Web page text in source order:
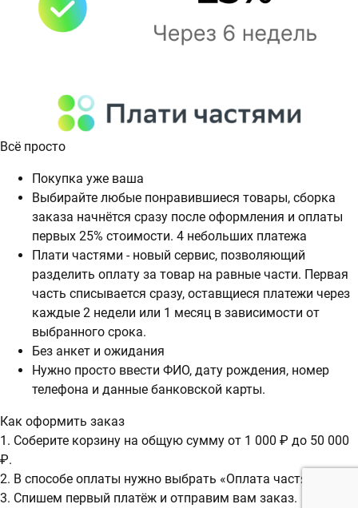
Всё просто
Покупка уже ваша
Выбирайте любые понравившиеся товары, сборка
заказа начнётся сразу после оформления и оплаты
первых 25% стоимости. 4 небольших платежа
Плати частями - новый сервис, позволяющий
разделить оплату за товар на равные части. Первая
часть списывается сразу, оставщиеся платежи через
каждые 2 недели или 1 месяц в зависимости от
выбранного срока.
Без анкет и ожидания
Нужно просто ввести ФИО, дату рождения, номер
телефона и данные банковской карты.
Как оформить заказ
1. Соберите корзину на общую сумму от 1 000 ₽ до 50 000
₽.
2. В способе оплаты нужно выбрать «Оплата частями».
3. Спишем первый платёж и отправим вам заказ.